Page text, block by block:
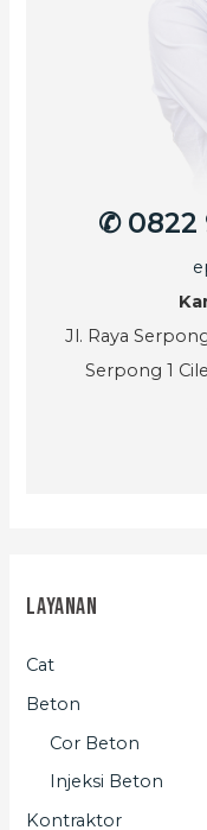
✆ 0822
Jl. Raya
Serpong 1
Layanan
Cat
Beton
Cor Beton
Injeksi Beton
Kontraktor